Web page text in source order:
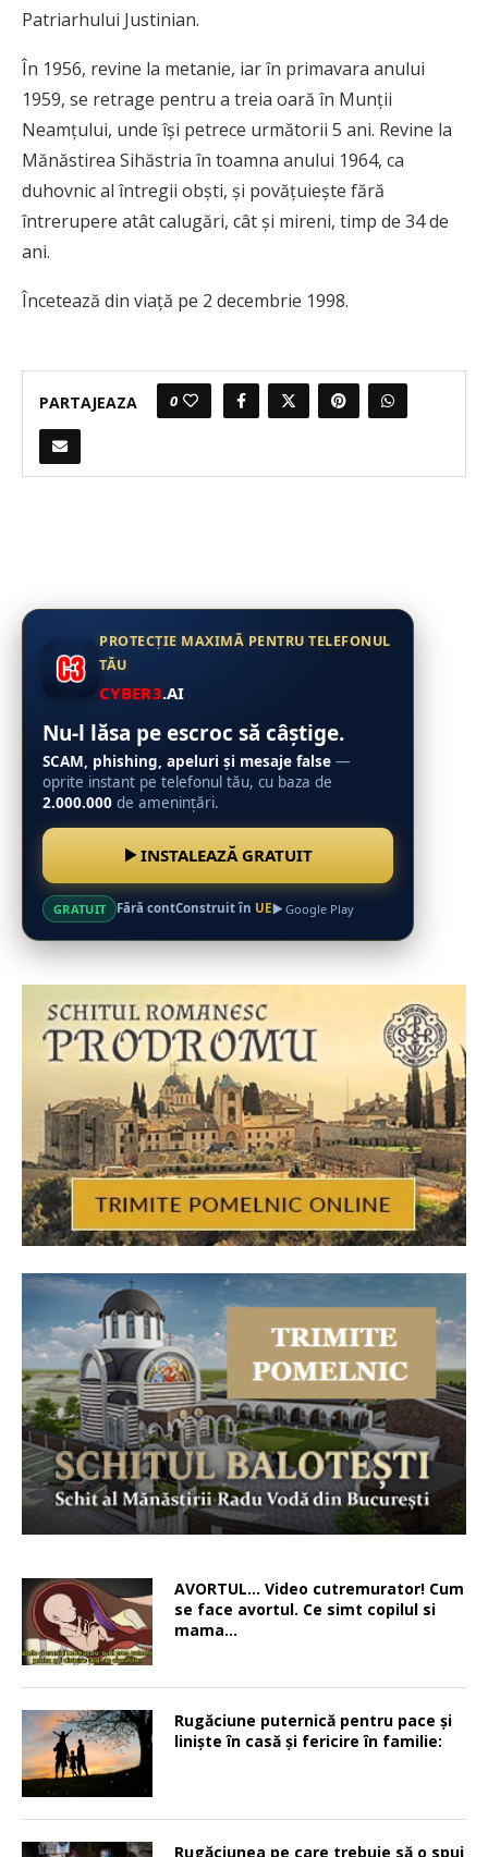
Patriarhului Justinian.
În 1956, revine la metanie, iar în primavara anului
1959, se retrage pentru a treia oară în Munții
Neamțului, unde își petrece următorii 5 ani. Revine la
Mănăstirea Sihăstria în toamna anului 1964, ca
duhovnic al întregii obști, și povățuiește fără
întrerupere atât calugări, cât și mireni, timp de 34 de
ani.
Încetează din viață pe 2 decembrie 1998.
PARTAJEAZA 0
PROTECȚIE MAXIMĂ PENTRU TELEFONUL
TĂU
CYBER3.AI
Nu-l lăsa pe escroc să câștige.
SCAM, phishing, apeluri și mesaje false —
oprite instant pe telefonul tău, cu baza de
2.000.000 de amenințări.
INSTALEAZĂ GRATUIT
GRATUIT Fără contConstruit în UE Google Play
AVORTUL… Video cutremurator! Cum
se face avortul. Ce simt copilul si
mama…
Rugăciune puternică pentru pace şi
linişte în casă şi fericire în familie:
Rugăciunea pe care trebuie să o spui